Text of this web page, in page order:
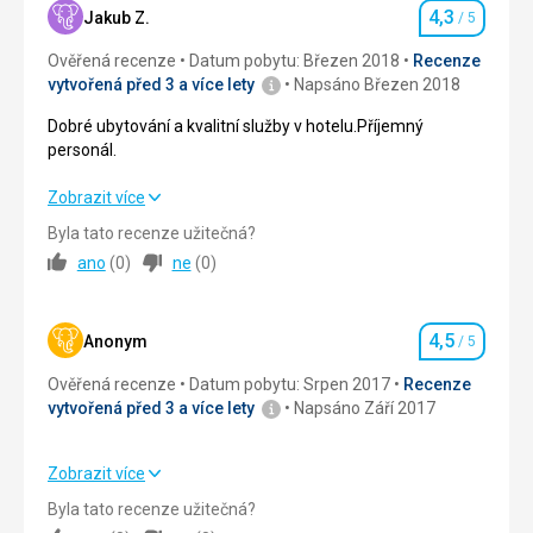
Služby
slečna, která mluví česky a poradí,když něčemu
nerozumíte.Služby hotelu jsou vynikající, denně je v
provozu několik saun.Bazén je teploučký a
čistý,lehátka i slunečníky jsou samozřejmostí.
Služby 1,0/ 5
Cena 2,0
Jakub Z. Hodnocení
4,3 / 5
Ověřená recenze Datum pobytu: Březen 2018
Recenze
vytvořená před 3 a více lety
Napsáno Březen 2018
Dobré ubytování a kvalitní služby v hotelu.Příjemný
personál.
Dobré ubytování a kvalitní služby v hotelu.Příjemný
Strava
Služby 4,0/ 5
Sport
Zobrazit více
Byla tato recenze užitečná?
ano (0) ne (0)
Anonym Hodnocení
4,5 / 5
Ověřená recenze Datum pobytu: Srpen 2017
Recenze
vytvořená před 3 a více lety
Napsáno Září 2017
Zobrazit více
Byla tato recenze užitečná?